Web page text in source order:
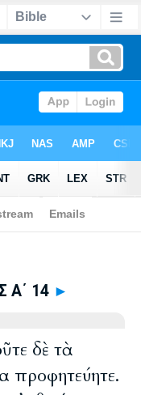
14
Α΄ 14 ►
δὲ τὰ
προφητεύητε.